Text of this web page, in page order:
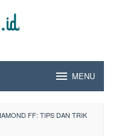
MENU
FF: TIPS DAN TRIK